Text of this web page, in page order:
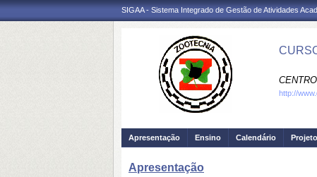
SIGAA - Sistema Integrado de Gestão de Atividades
http://
Apresentação Ensino Calendário
Apresentação